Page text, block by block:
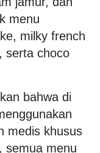
menu
milky french
serta choco
bahwa di
medis khusus
semua menu